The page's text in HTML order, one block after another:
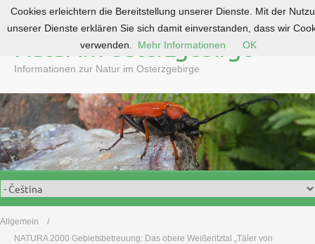
o
c
o
n
t
e
n
Natur im Osterzgebirge
Informationen zur Natur im Osterzgebirge
Allgemein
NATURA 2000 Gebietsbetreuung: Das obere Weißeritztal „Täler von
Cookies erleichtern die Bereitstellung unserer Dienste. Mit der
unserer Dienste erklären Sie sich damit einverstanden, dass wir
verwenden.
Mehr Informationen OK